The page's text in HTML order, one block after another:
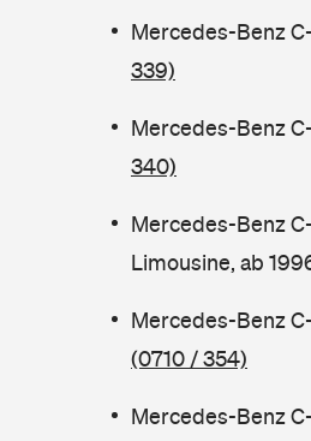
Mercedes-Benz
339)
Mercedes-Benz
340)
Mercedes-Benz
Limousine, ab
Mercedes-Benz
(0710 / 354)
Mercedes-Benz